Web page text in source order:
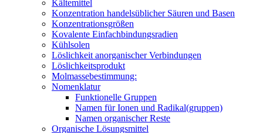
Kältemittel
Konzentration handelsüblicher Säuren und Basen
Konzentrationsgrößen
Kovalente Einfachbindungsradien
Kühlsolen
Löslichkeit anorganischer Verbindungen
Löslichkeitsprodukt
Molmassebestimmung:
Nomenklatur
Funktionelle Gruppen
Namen für Ionen und Radikal(gruppen)
Namen organischer Reste
Organische Lösungsmittel